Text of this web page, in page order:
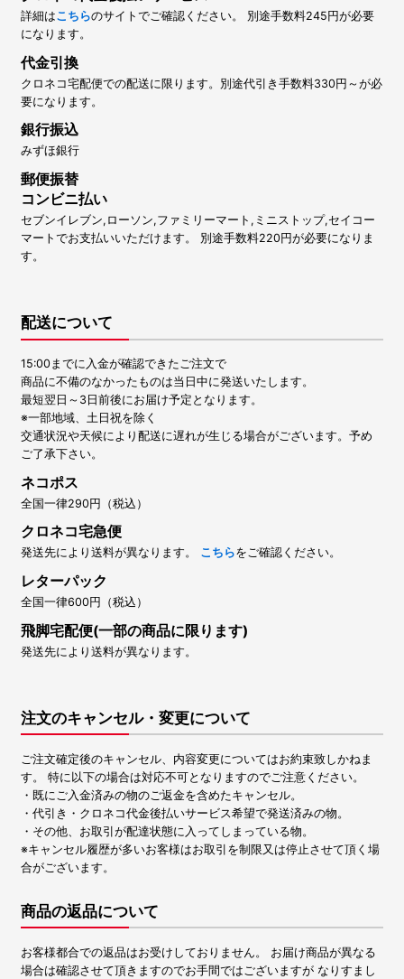
詳細はこちらのサイトでご確認ください。 別途手数料245円が必要
になります。
代金引換
クロネコ宅配便での配送に限ります。別途代引き手数料330円～が必
要になります。
銀行振込
みずほ銀行
郵便振替
コンビニ払い
セブンイレブン,ローソン,ファミリーマート,ミニストップ,セイコー
マートでお支払いいただけます。 別途手数料220円が必要になりま
す。
配送について
15:00までに入金が確認できたご注文で
商品に不備のなかったものは当日中に発送いたします。
最短翌日～3日前後にお届け予定となります。
※一部地域、土日祝を除く
交通状況や天候により配送に遅れが生じる場合がございます。予め
ご了承下さい。
ネコポス
全国一律290円（税込）
クロネコ宅急便
発送先により送料が異なります。 こちらをご確認ください。
レターパック
全国一律600円（税込）
飛脚宅配便(一部の商品に限ります)
発送先により送料が異なります。
注文のキャンセル・変更について
ご注文確定後のキャンセル、内容変更についてはお約束致しかねま
す。 特に以下の場合は対応不可となりますのでご注意ください。
・既にご入金済みの物のご返金を含めたキャンセル。
・代引き・クロネコ代金後払いサービス希望で発送済みの物。
・その他、お取引が配達状態に入ってしまっている物。
※キャンセル履歴が多いお客様はお取引を制限又は停止させて頂く場
合がございます。
商品の返品について
お客様都合での返品はお受けしておりません。 お届け商品が異なる
場合は確認させて頂きますのでお手間ではございますが なりすまし